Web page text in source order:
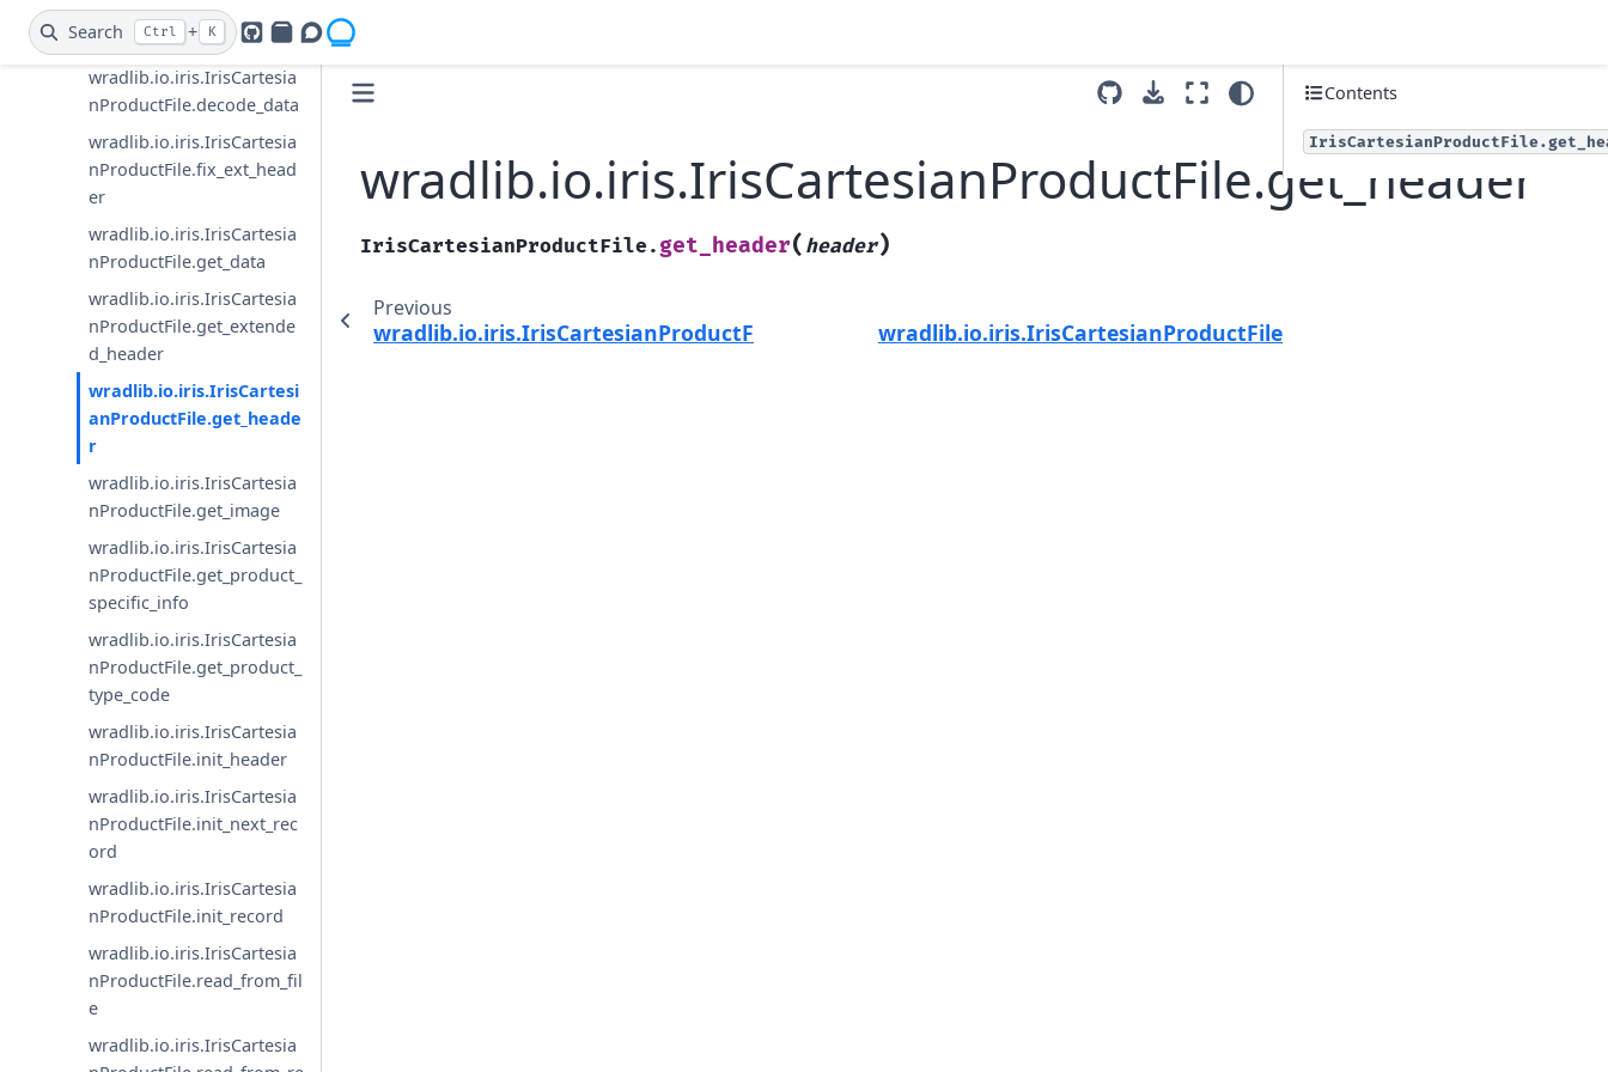
Search Ctrl + K
GitHub
PyPIOpenradar Discourse
wradlib.io.iris.IrisCartesia
nProductFile.close
wradlib.io.iris.IrisCartesia
nProductFile.decode_data
wradlib.io.iris.IrisCartesia
nProductFile.fix_ext_head
er
wradlib.io.iris.IrisCartesia
nProductFile.get_data
wradlib.io.iris.IrisCartesia
nProductFile.get_extende
d_header
wradlib.io.iris.IrisCartesi
anProductFile.get_heade
r
wradlib.io.iris.IrisCartesia
nProductFile.get_image
wradlib.io.iris.IrisCartesia
nProductFile.get_product_
specific_info
wradlib.io.iris.IrisCartesia
nProductFile.get_product_
type_code
wradlib.io.iris.IrisCartesia
nProductFile.init_header
wradlib.io.iris.IrisCartesia
nProductFile.init_next_rec
ord
wradlib.io.iris.IrisCartesia
nProductFile.init_record
wradlib.io.iris.IrisCartesia
nProductFile.read_from_fil
e
wradlib.io.iris.IrisCartesia
wradlib.io.iris.IrisCartesianProductFile.get_header
IrisCartesianProductFile. get_header( header)
Previous
wradlib.io.iris.IrisCartesianProductFile.get_extended_headerwradlib.io.iris.IrisCartesianProductFile.get_image
Contents